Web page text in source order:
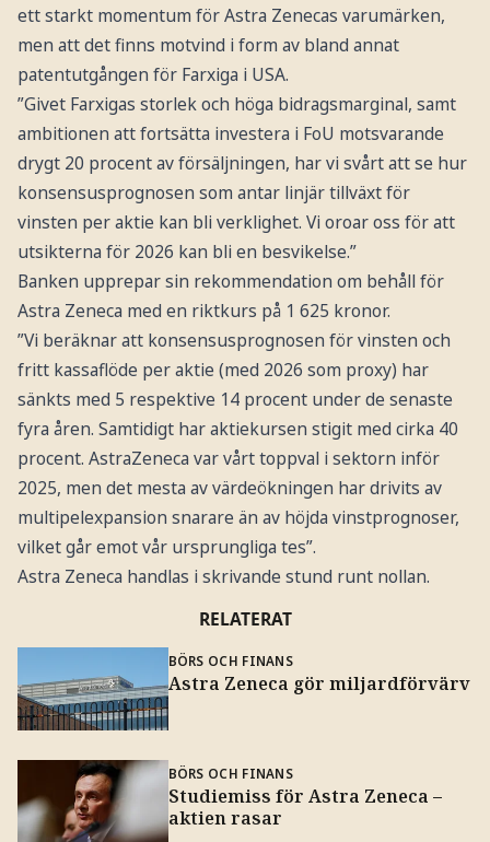
ett starkt momentum för Astra Zenecas varumärken,
men att det finns motvind i form av bland annat
patentutgången för Farxiga i USA.
”Givet Farxigas storlek och höga bidragsmarginal, samt
ambitionen att fortsätta investera i FoU motsvarande
drygt 20 procent av försäljningen, har vi svårt att se hur
konsensusprognosen som antar linjär tillväxt för
vinsten per aktie kan bli verklighet. Vi oroar oss för att
utsikterna för 2026 kan bli en besvikelse.”
Banken upprepar sin rekommendation om behåll för
Astra Zeneca med en riktkurs på 1 625 kronor.
”Vi beräknar att konsensusprognosen för vinsten och
fritt kassaflöde per aktie (med 2026 som proxy) har
sänkts med 5 respektive 14 procent under de senaste
fyra åren. Samtidigt har aktiekursen stigit med cirka 40
procent. AstraZeneca var vårt toppval i sektorn inför
2025, men det mesta av värdeökningen har drivits av
multipelexpansion snarare än av höjda vinstprognoser,
vilket går emot vår ursprungliga tes”.
Astra Zeneca handlas i skrivande stund runt nollan.
RELATERAT
BÖRS OCH FINANS
Astra Zeneca gör miljardförvärv
BÖRS OCH FINANS
Studiemiss för Astra Zeneca –
aktien rasar